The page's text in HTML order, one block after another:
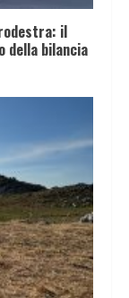
il
della bilancia